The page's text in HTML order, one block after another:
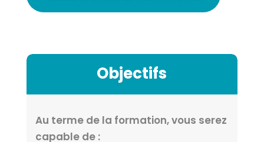
Objectifs
Au terme de la formation, vous serez
capable de :